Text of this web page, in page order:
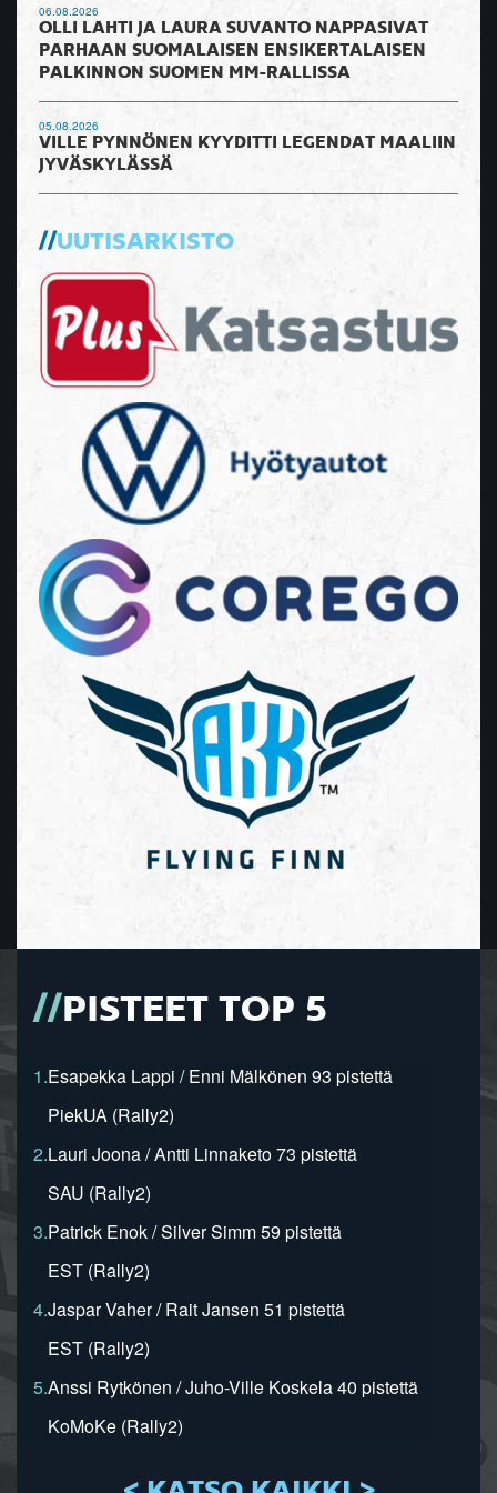
06.08.2026
OLLI LAHTI JA LAURA SUVANTO NAPPASIVAT
PARHAAN SUOMALAISEN ENSIKERTALAISEN
PALKINNON SUOMEN MM-RALLISSA
05.08.2026
VILLE PYNNÖNEN KYYDITTI LEGENDAT MAALIIN
JYVÄSKYLÄSSÄ
UUTISARKISTO
PISTEET TOP 5
1.Esapekka Lappi / Enni Mälkönen 93 pistettä
PiekUA (Rally2)
2.Lauri Joona / Antti Linnaketo 73 pistettä
SAU (Rally2)
3.Patrick Enok / Silver Simm 59 pistettä
EST (Rally2)
4.Jaspar Vaher / Rait Jansen 51 pistettä
EST (Rally2)
5.Anssi Rytkönen / Juho-Ville Koskela 40 pistettä
KoMoKe (Rally2)